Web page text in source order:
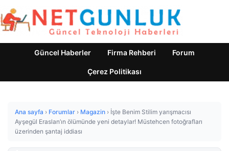
Güncel Haberler Firma Rehberi Forum
Çerez Politikası
Ana sayfa › Forumlar › Magazin › İşte Benim Stilim yarışmacısı
Ayşegül Eraslan’ın ölümünde yeni detaylar! Müstehcen fotoğrafları
üzerinden şantaj iddiası